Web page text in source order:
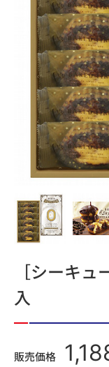
［シーキ
入
販売価格